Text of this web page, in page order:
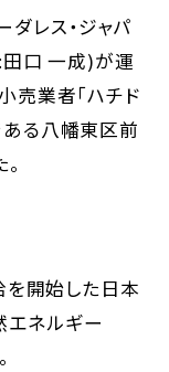
レス・ジャパ
口 一成)が運
売業者「ハチド
ある八幡東区前
を開始した日本
ネルギー